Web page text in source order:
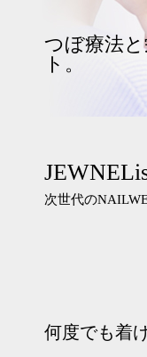
つぼ療法
ト。
次世代の
何度でも着